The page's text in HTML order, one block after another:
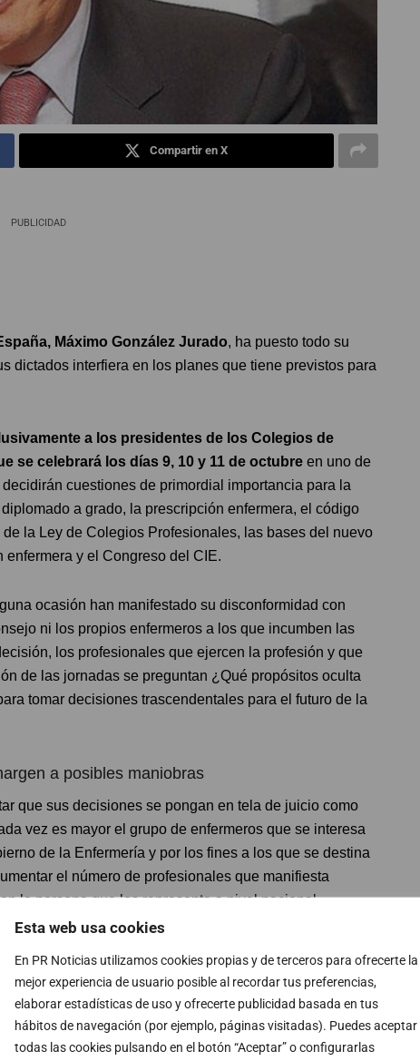
Esta web usa cookies
En PR Noticias utilizamos cookies propias y de terceros para ofrecerte la
mejor experiencia de usuario posible al recordar tus preferencias,
elaborar estadísticas de uso y ofrecerte publicidad basada en tus
hábitos de navegación (por ejemplo, páginas visitadas). Puedes aceptar
todas las cookies pulsando en el botón “Aceptar” o configurarlas
Compartir en X
PUBLICIDAD
Máximo González Jurado, ha puesto todo su
dictados interfiera en los planes que tiene previstos para
a los presidentes de los Colegios de
se celebrará los días 9, 10 y 11 de octubre en uno de
cuestiones de primordial importancia para la
a grado, la prescripción enfermera, el código
la Ley de Colegios Profesionales, las bases del nuevo
y el Congreso del CIE.
ocasión han manifestado su disconformidad con
ni los propios enfermeros a los que incumben las
los profesionales que ejercen la profesión y que
de las jornadas se preguntan ¿Qué propósitos oculta
tomar decisiones trascendentales para el futuro de la
a posibles maniobras
que sus decisiones se pongan en tela de juicio como
vez es mayor el grupo de enfermeros que se interesa
de la Enfermería y por los fines a los que se destina
el número de profesionales que manifiesta
la persona que los representa a nivel nacional.
haciendo el Consejo por nuestra enfermería aparte
ha estado marcándonos el paso, pero es el
Victoria Trujillo en una entrevista en OndaSaludable
en la que se declaraba ilegal su presidencia,
‘poner en valor la profesión’ y cargó contra aquellas